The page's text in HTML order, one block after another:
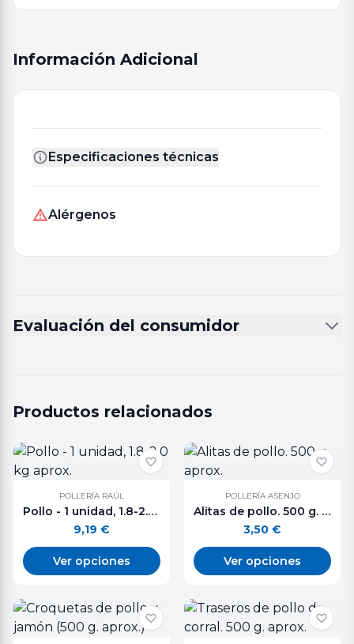
Información Adicional
Especificaciones técnicas
Alérgenos
Evaluación del consumidor
Productos relacionados
POLLERÍA RAÚL
Pollo - 1 unidad, 1.8-2.0 kg aprox.
9,19 €
Ver opciones
POLLERÍA ASENJO
Alitas de pollo. 500 g. aprox.
3,50 €
Ver opciones